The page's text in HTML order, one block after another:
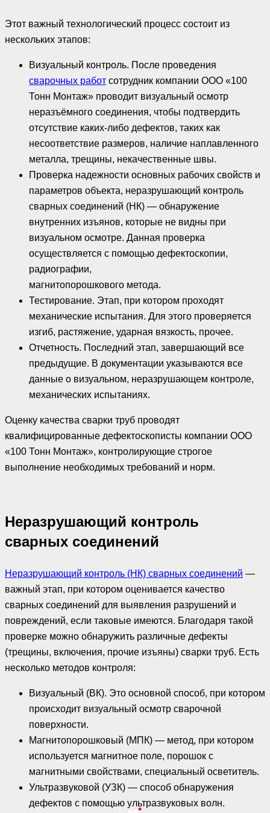
Этот важный технологический процесс состоит из
нескольких этапов:
Визуальный контроль. После проведения
сварочных работ сотрудник компании ООО «100
Тонн Монтаж» проводит визуальный осмотр
неразъёмного соединения, чтобы подтвердить
отсутствие каких-либо дефектов, таких как
несоответствие размеров, наличие наплавленного
металла, трещины, некачественные швы.
Проверка надежности основных рабочих свойств и
параметров объекта, неразрушающий контроль
сварных соединений (НК) — обнаружение
внутренних изъянов, которые не видны при
визуальном осмотре. Данная проверка
осуществляется с помощью дефектоскопии,
радиографии,
магнитопорошкового метода.
Тестирование. Этап, при котором проходят
механические испытания. Для этого проверяется
изгиб, растяжение, ударная вязкость, прочее.
Отчетность. Последний этап, завершающий все
предыдущие. В документации указываются все
данные о визуальном, неразрушающем контроле,
механических испытаниях.
Оценку качества сварки труб проводят
квалифицированные дефектоскописты компании ООО
«100 Тонн Монтаж», контролирующие строгое
выполнение необходимых требований и норм.
Неразрушающий контроль
сварных соединений
Неразрушающий контроль (НК) сварных соединений —
важный этап, при котором оценивается качество
сварных соединений для выявления разрушений и
повреждений, если таковые имеются. Благодаря такой
проверке можно обнаружить различные дефекты
(трещины, включения, прочие изъяны) сварки труб. Есть
несколько методов контроля:
Визуальный (ВК). Это основной способ, при котором
происходит визуальный осмотр сварочной
поверхности.
Магнитопорошковый (МПК) — метод, при котором
используется магнитное поле, порошок с
магнитными свойствами, специальный осветитель.
Ультразвуковой (УЗК) — способ обнаружения
дефектов с помощью ультразвуковых волн.